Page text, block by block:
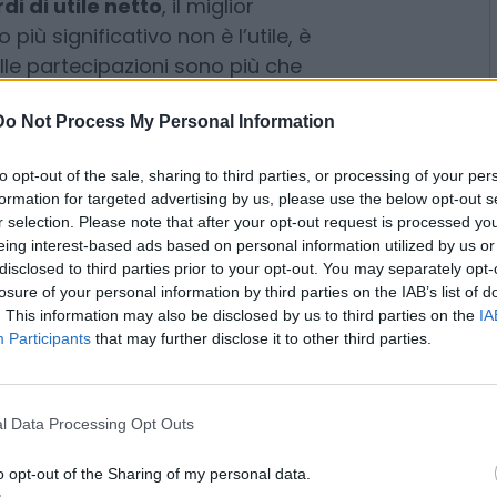
Not Process My Personal Information
opt-out of the sale, sharing to third parties, or processing of your
for targeted advertising by us, please use the below opt-out
selection. Please note that after your opt-out request is processed
interest-based ads based on personal information utilized by us
to third parties prior to your opt-out. You may separately
of your personal information by third parties on the IAB’s list of
This information may also be disclosed by us to third parties on the
Participants that may further disclose it to other third parties.
Data Processing Opt Outs
opt-out of the Sharing of my personal data.
in una macchina finanziaria
bank globale. I numeri
Nel primo trimestre 2026
di utile netto
significativo non è l’utile, è
partecipazioni sono più che
i proventi da trading sono
ma margine d’interesse
tradizionale, più finanza
con Intesa, che invece
forse meno
Non ha inseguito
per entrare nei capitali
ha trasformato il risiko in una
una scelta diversa: integrare